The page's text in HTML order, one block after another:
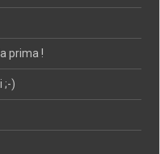
prima !
;-)